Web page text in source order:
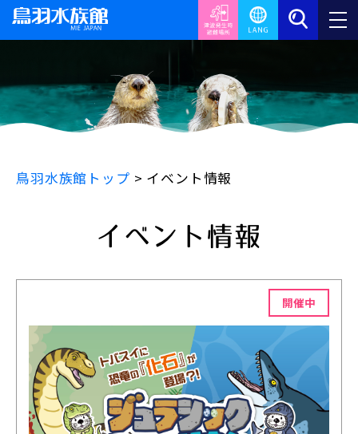
鳥羽水族館トップ > イベント情報
イベント情報
開催中